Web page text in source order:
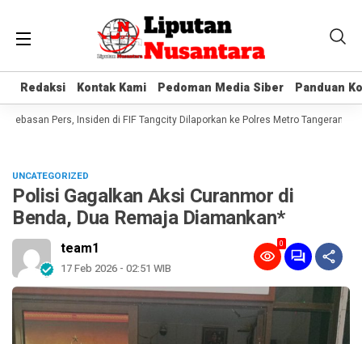
Redaksi Kontak Kami Pedoman Media Siber Panduan
Redaksi Kontak Kami Pedoman Media Siber Panduan
Pers, Insiden di FIF Tangcity Dilaporkan ke Polres Metro Tangerang
UNCATEGORIZED
Polisi Gagalkan Aksi Curanmor di
Benda, Dua Remaja Diamankan*
team1
17 Feb 2026 - 02:51 WIB
0